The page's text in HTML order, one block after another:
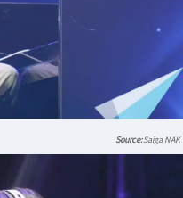
Saiga NAK